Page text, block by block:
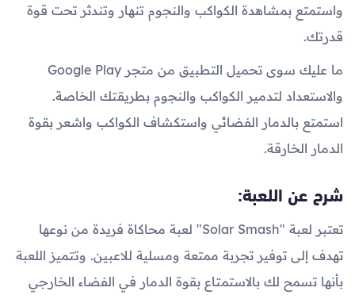
واستمتع بمشاهدة الكواكب والنجوم تنهار وتندثر تحت قوة
قدرتك.
ما عليك سوى تحميل التطبيق من متجر Google Play
والاستعداد لتدمير الكواكب والنجوم بطريقتك الخاصة.
استمتع بالدمار الفضائي واستكشاف الكواكب واشعر بقوة
الدمار الخارقة.
شرح عن اللعبة:
تعتبر لعبة "Solar Smash" لعبة محاكاة فريدة من نوعها
تهدف إلى توفير تجربة ممتعة ومسلية للاعبين. وتتميز اللعبة
بأنها تسمح لك بالاستمتاع بقوة الدمار في الفضاء الخارجي